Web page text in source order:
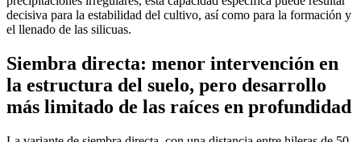
decisiva para la estabilidad del cultivo, así como para la formación y
el llenado de las silicuas.
Siembra directa: menor intervención en
la estructura del suelo, pero desarrollo
más limitado de las raíces en profundidad